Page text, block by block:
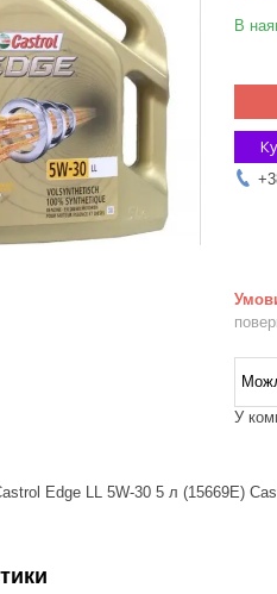
В
У
Edge LL 5W-30 5 л (15669E)